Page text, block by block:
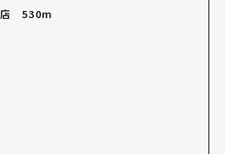
店 530m